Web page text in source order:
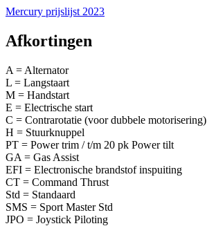
Mercury prijslijst 2023
Afkortingen
A = Alternator
L = Langstaart
M = Handstart
E = Electrische start
C = Contrarotatie (voor dubbele motorisering)
H = Stuurknuppel
PT = Power trim / t/m 20 pk Power tilt
GA = Gas Assist
EFI = Electronische brandstof inspuiting
CT = Command Thrust
Std = Standaard
SMS = Sport Master Std
JPO = Joystick Piloting